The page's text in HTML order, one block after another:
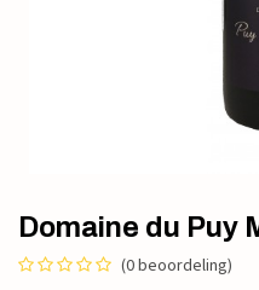
Domaine du Puy
(0 beoordeling)